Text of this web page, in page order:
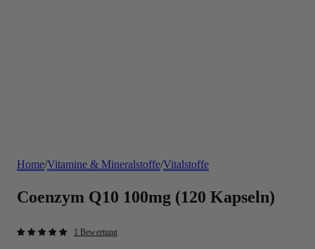
Home/Vitamine & Mineralstoffe/Vitalstoffe
Coenzym Q10 100mg (120 Kapseln)
1 Bewertung